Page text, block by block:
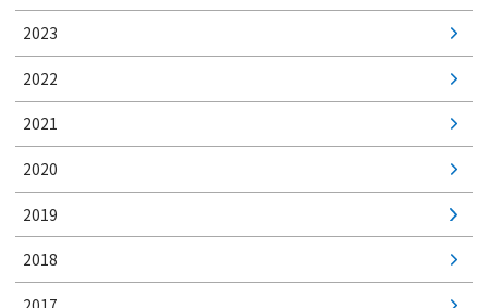
2023
2022
2021
2020
2019
2018